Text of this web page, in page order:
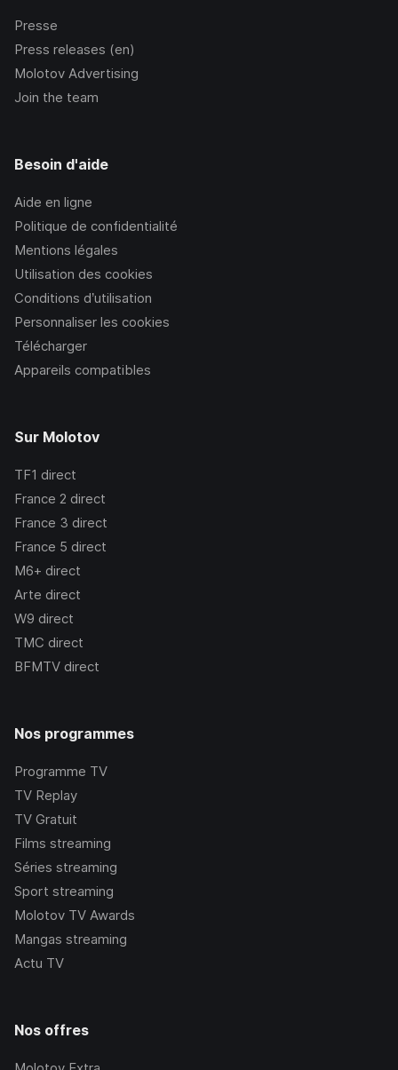
Presse
Press releases (en)
Molotov Advertising
Join the team
Besoin d'aide
Aide en ligne
Politique de confidentialité
Mentions légales
Utilisation des cookies
Conditions d’utilisation
Personnaliser les cookies
Télécharger
Appareils compatibles
Sur Molotov
TF1 direct
France 2 direct
France 3 direct
France 5 direct
M6+ direct
Arte direct
W9 direct
TMC direct
BFMTV direct
Nos programmes
Programme TV
TV Replay
TV Gratuit
Films streaming
Séries streaming
Sport streaming
Molotov TV Awards
Mangas streaming
Actu TV
Nos offres